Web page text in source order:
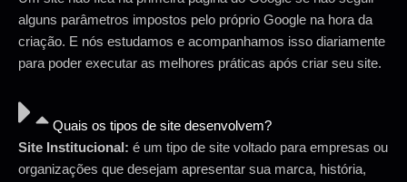
alguns parâmetros impostos pelo próprio Google na hora da
criação. E nós estudamos e acompanhamos isso diariamente
para poder executar as melhores práticas após criar seu site.
Quais os tipos de site desenvolvem?
Site Institucional: é um tipo de site voltado para empresas ou
organizações que desejam apresentar sua marca, história,